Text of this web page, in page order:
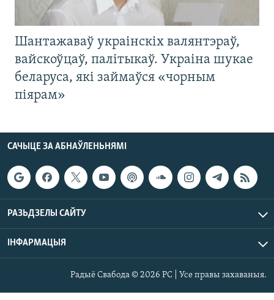
Шантажаваў украінскіх валянтэраў,
вайскоўцаў, палітыкаў. Украіна шукае
беларуса, які займаўся «чорным
піярам»
САЧЫЦЕ ЗА АБНАЎЛЕНЬНЯМІ
РАЗЬДЗЕЛЫ САЙТУ
ІНФАРМАЦЫЯ
Радыё Свабода © 2026 РС | Усе правы захаваныя.